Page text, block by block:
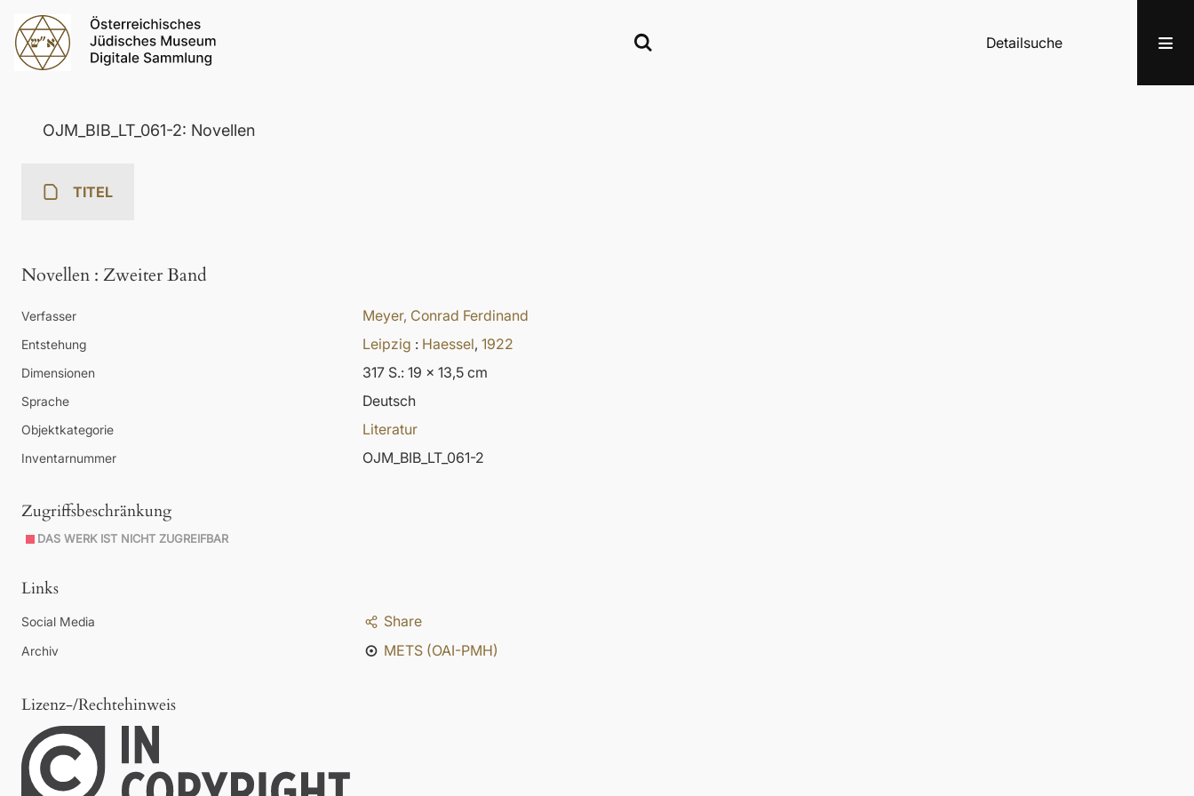
Detailsuche
OJM_BIB_LT_061-2: Novellen
TITEL
Novellen : Zweiter Band
Verfasser Meyer, Conrad Ferdinand
Entstehung Leipzig : Haessel, 1922
Dimensionen 317 S.: 19 x 13,5 cm
Sprache Deutsch
Objektkategorie Literatur
Inventarnummer OJM_BIB_LT_061-2
Zugriffsbeschränkung
DAS WERK IST NICHT ZUGREIFBAR
Links
Social Media Share
Archiv METS (OAI-PMH)
Lizenz-/Rechtehinweis